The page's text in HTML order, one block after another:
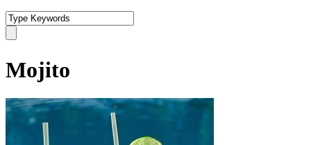
Mojito